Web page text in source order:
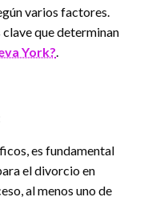
varios factores.
que determinan
York?.
es fundamental
el divorcio en
al menos uno de